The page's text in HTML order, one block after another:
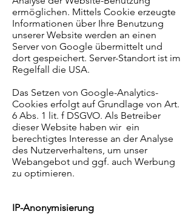
ermöglichen. Mittels Cookie erzeugte
Informationen über Ihre Benutzung
unserer Website werden an einen
Server von Google übermittelt und
dort gespeichert. Server-Standort ist im
Regelfall die USA.
Das Setzen von Google-Analytics-
Cookies erfolgt auf Grundlage von Art.
6 Abs. 1 lit. f DSGVO. Als Betreiber
dieser Website haben wir ein
berechtigtes Interesse an der Analyse
des Nutzerverhaltens, um unser
Webangebot und ggf. auch Werbung
zu optimieren.
IP-Anonymisierung